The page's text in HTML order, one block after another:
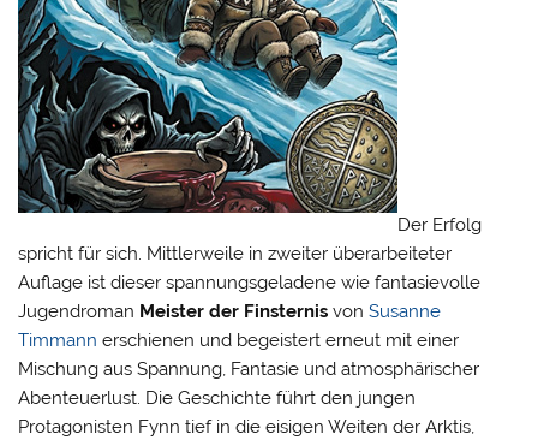
Der Erfolg
spricht für sich. Mittlerweile in zweiter überarbeiteter
Auflage ist dieser spannungsgeladene wie fantasievolle
Jugendroman Meister der Finsternis vonSusanne
Timmann erschienen und begeistert erneut mit einer
Mischung aus Spannung, Fantasie und atmosphärischer
Abenteuerlust. Die Geschichte führt den jungen
Protagonisten Fynn tief in die eisigen Weiten der Arktis,